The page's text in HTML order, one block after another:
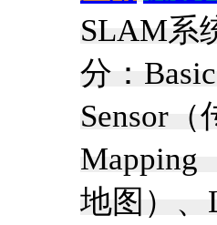
SLAM系
分：
Sensor
Mapping
地图）、